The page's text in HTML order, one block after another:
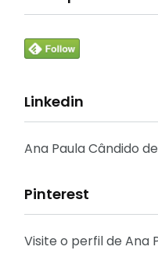
Linkedin
Ana Paula Cândido
Pinterest
Visite o perfil de Ana